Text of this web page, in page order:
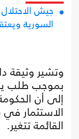
جيش
السورية
وتشير وثيقة
بموجب طلب
إلى أن
الاستثمار
القائمة تتغير.